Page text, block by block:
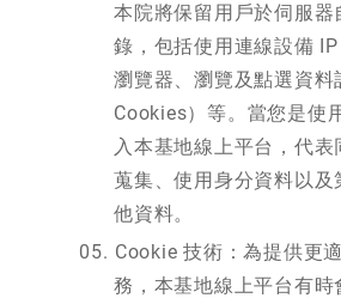
本院將保留用戶於伺服
錄，包括使用連線設備 IP
瀏覽器、瀏覽及點選資料
Cookies）等。當您是使
入本基地線上平台，代
蒐集、使用身分資料以
他資料。
Cookie 技術：為提供更
務，本基地線上平台有